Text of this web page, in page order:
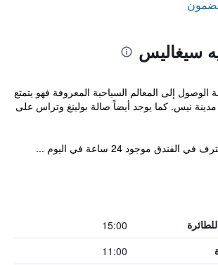
سيغاليس
الوصول إلى المعالم السياحية المعروفة فهو يتمتع
نيس. كما يوجد أيضاً صالة بولينغ وتراس على
موجود 24 ساعة في اليوم ...
15:00
11:00